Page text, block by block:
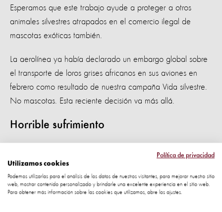
Esperamos que este trabajo ayude a proteger a otros
animales silvestres atrapados en el comercio ilegal de
mascotas exóticas también.
La aerolínea ya había declarado un embargo global sobre
el transporte de loros grises africanos en sus aviones en
febrero como resultado de nuestra campaña Vida silvestre.
No mascotas. Esta reciente decisión va más allá.
Horrible sufrimiento
Se les cortan sus plumas de vuelo brutalmente para
evitar que escapen
Política de privacidad
Utilizamos cookies
Podemos utilizarlas para el análisis de los datos de nuestros visitantes, para mejorar nuestro sitio
web, mostrar contenido personalizado y brindarle una excelente experiencia en el sitio web.
Para obtener más información sobre las cookies que utilizamos, abre los ajustes.